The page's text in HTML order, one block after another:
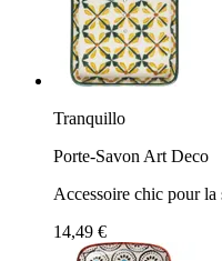
Tranquillo
Porte-Savon Art Deco
Accessoire chic pour la
14,49 €